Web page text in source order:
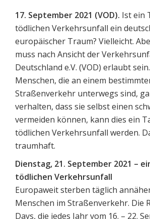
17. September 2021 (VOD). Ist ein
tödlichen Verkehrsunfall ein
europäischer Traum? Vielleicht.
muss nach Ansicht der
Deutschland e.V. (VOD) erlaubt
Menschen, die an einem
Straßenverkehr unterwegs sind,
verhalten, dass sie selbst einen
vermeiden können, kann dies ein
tödlichen Verkehrsunfall werden.
traumhaft.
Dienstag, 21. September 2021 –
tödlichen Verkehrsunfall
Europaweit sterben täglich
Menschen im Straßenverkehr. Die
Days, die jedes Jahr vom 16. – 22.